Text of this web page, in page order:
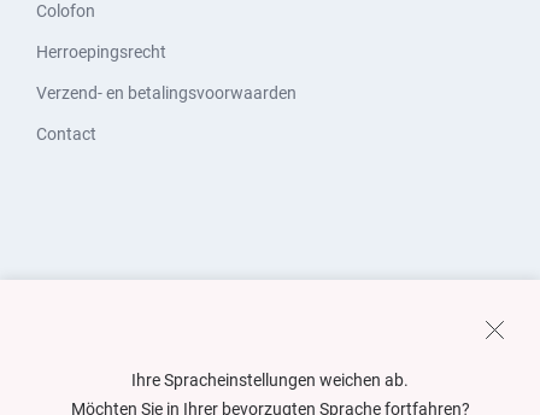
Colofon
Herroepingsrecht
Verzend- en betalingsvoorwaarden
Contact
Ihre Spracheinstellungen weichen ab.
Möchten Sie in Ihrer bevorzugten Sprache fortfahren?